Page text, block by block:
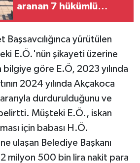
aranan 7 hükümlü
yürütülen
E.Ö.'nün şikayeti üzerine
bilgiye göre E.Ö, 2023 yılında
2024 yılında Akçakoca
durdurulduğunu ve
belirtti. Müşteki E.Ö., iskan
için babası H.Ö.
ulaşan Belediye Başkanı
2 milyon 500 bin lira nakit para